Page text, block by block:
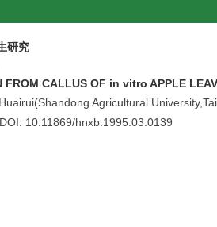
研究
FROM CALLUS OF in vitro APPLE
Agricultural
10.11869/hnxb.1995.03.0139